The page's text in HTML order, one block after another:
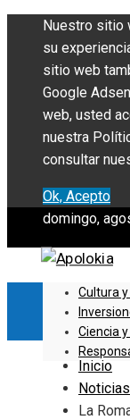
Nuestro sitio
su
sitio web
Google
web, usted
nuestra
consultar
Ok, Acepto
domingo,
Cultura y
Ciencia
Inicio
Noticias
La